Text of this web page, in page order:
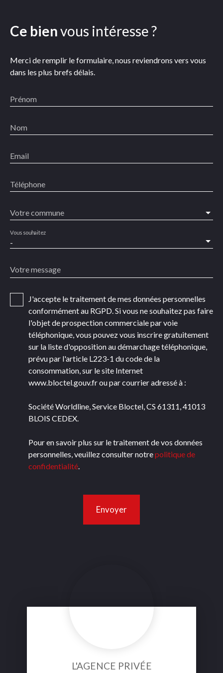
Ce bienvous intéresse ?
Merci de remplir le formulaire, nous reviendrons vers vous
dans les plus brefs délais.
Prénom
Nom
Email
Téléphone
Votre commune
-
Vous souhaitez
Votre message
J'accepte le traitement de mes données personnelles
conformément au RGPD. Si vous ne souhaitez pas faire
l'objet de prospection commerciale par voie
téléphonique, vous pouvez vous inscrire gratuitement
sur la liste d'opposition au démarchage téléphonique,
prévu par l'article L223-1 du code de la
consommation, sur le site Internet
www.bloctel.gouv.fr ou par courrier adressé à :
Société Worldline, Service Bloctel, CS 61311, 41013
BLOIS CEDEX.
Pour en savoir plus sur le traitement de vos données
personnelles, veuillez consulter notrepolitique de
confidentialité.
Envoyer
L'AGENCE PRIVÉE